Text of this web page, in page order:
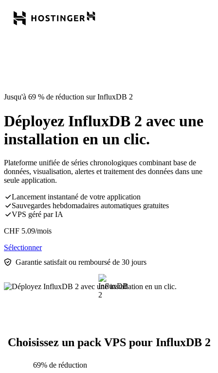
Jusqu'à 69 % de réduction sur InfluxDB 2
Déployez InfluxDB 2 avec une
installation en un clic.
Plateforme unifiée de séries chronologiques combinant base de
données, visualisation, alertes et traitement des données dans une
seule application.
Lancement instantané de votre application
Sauvegardes hebdomadaires automatiques gratuites
VPS géré par IA
CHF 5.09/mois
Sélectionner
Garantie satisfait ou remboursé de 30 jours
Choisissez un pack VPS pour InfluxDB 2
69% de réduction